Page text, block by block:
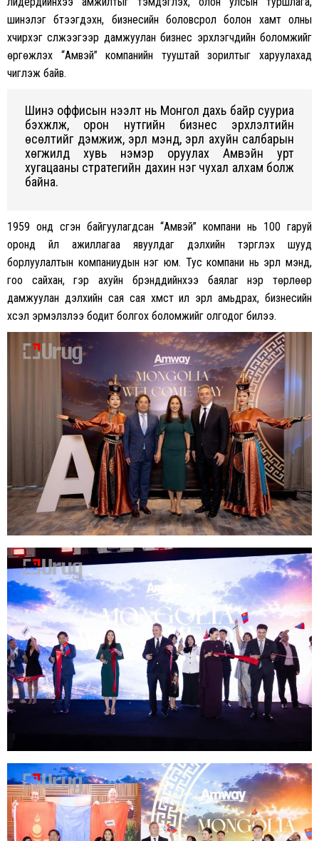
шинэлэг бүтээгдэхүүн, бизнесийн боловсрол болон хамт олны
хүчирхэг сүлжээгээр дамжуулан бизнес эрхлэгчдийн боломжийг
өргөжүүлэх “Амвэй” компанийн тууштай зорилтыг харуулахад
чиглэж байв.
Шинэ оффисын нээлт нь Монгол дахь байр сууриа
бэхжүүлж, орон нутгийн бизнес эрхлэлтийн
өсөлтийг дэмжиж, эрүүл мэнд, эрүүл ахуйн салбарын
хөгжилд хувь нэмэр оруулах Амвэйн урт
хугацааны стратегийн дахин нэг чухал алхам болж
байна.
1959 онд үүсгэн байгуулагдсан “Амвэй” компани нь 100 гаруй
оронд үйл ажиллагаа явуулдаг дэлхийн тэргүүлэх шууд
борлуулалтын компаниудын нэг юм. Тус компани нь эрүүл мэнд,
гоо сайхан, гэр ахуйн брэндүүдийнхээ баялаг нэр төрлөөр
дамжуулан дэлхийн сая сая хүмүүст илүү эрүүл амьдрах, бизнесийн
хүсэл эрмэлзлээ бодит болгох боломжийг олгодог билээ.